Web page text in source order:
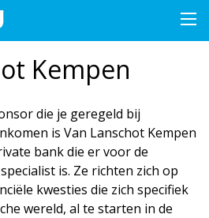
Kempen
die je geregeld bij
is Van Lanschot Kempen
bank die er voor de
is. Ze richten zich op
kwesties die zich specifiek
wereld, al te starten in de